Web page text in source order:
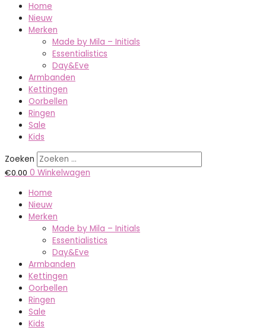
Home
Nieuw
Merken
Made by Mila – Initials
Essentialistics
Day&Eve
Armbanden
Kettingen
Oorbellen
Ringen
Sale
Kids
Zoeken
€0.00 0 Winkelwagen
Home
Nieuw
Merken
Made by Mila – Initials
Essentialistics
Day&Eve
Armbanden
Kettingen
Oorbellen
Ringen
Sale
Kids